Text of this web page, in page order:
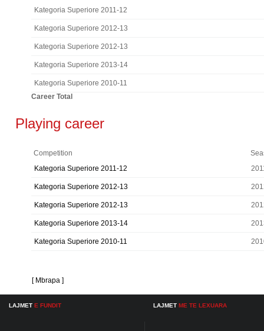
Kategoria Superiore 2011-12
Kategoria Superiore 2012-13
Kategoria Superiore 2012-13
Kategoria Superiore 2013-14
Kategoria Superiore 2010-11
Career Total
Playing career
Competition
Kategoria Superiore 2011-12
Kategoria Superiore 2012-13
Kategoria Superiore 2012-13
Kategoria Superiore 2013-14
Kategoria Superiore 2010-11
[ Mbrapa ]
LAJMET E FUNDIT LAJMET ME TE LEXUARA